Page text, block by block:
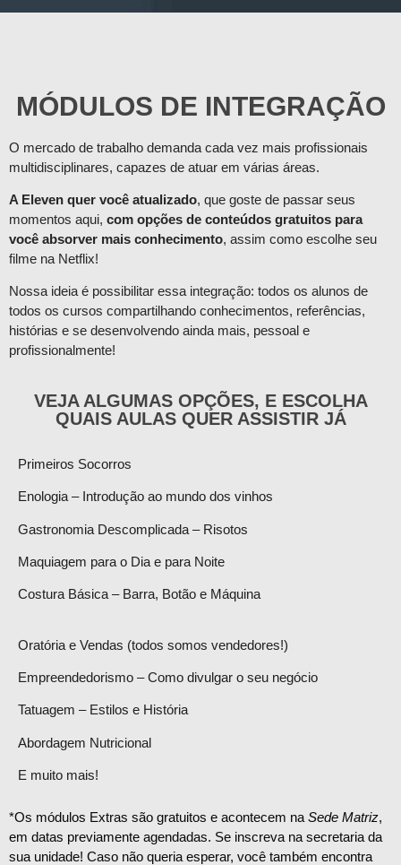
MÓDULOS DE INTEGRAÇÃO
O mercado de trabalho demanda cada vez mais profissionais
multidisciplinares, capazes de atuar em várias áreas.
A Eleven quer você atualizado, que goste de passar seus
momentos aqui, com opções de conteúdos gratuitos para
você absorver mais conhecimento, assim como escolhe seu
filme na Netflix!
Nossa ideia é possibilitar essa integração: todos os alunos de
todos os cursos compartilhando conhecimentos, referências,
histórias e se desenvolvendo ainda mais, pessoal e
profissionalmente!
VEJA ALGUMAS OPÇÕES, E ESCOLHA
QUAIS AULAS QUER ASSISTIR JÁ
Primeiros Socorros
Enologia – Introdução ao mundo dos vinhos
Gastronomia Descomplicada – Risotos
Maquiagem para o Dia e para Noite
Costura Básica – Barra, Botão e Máquina
Oratória e Vendas (todos somos vendedores!)
Empreendedorismo – Como divulgar o seu negócio
Tatuagem – Estilos e História
Abordagem Nutricional
E muito mais!
*Os módulos Extras são gratuitos e acontecem na Sede Matriz,
em datas previamente agendadas. Se inscreva na secretaria da
sua unidade! Caso não queria esperar, você também encontra